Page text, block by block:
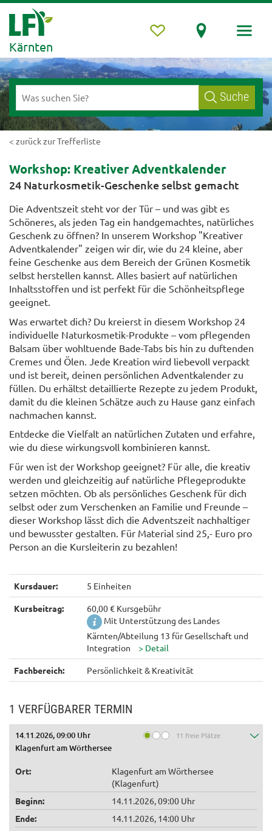
Kärnten
Suche
< zurück zur Trefferliste
Workshop: Kreativer Adventkalender
24 Naturkosmetik-Geschenke selbst gemacht
Die Adventszeit steht vor der Tür – und was gibt es
Schöneres, als jeden Tag ein handgemachtes, natürliches
Geschenk zu öffnen? In unserem Workshop "Kreativer
Adventkalender" zeigen wir dir, wie du 24 kleine, aber
feine Geschenke aus dem Bereich der Grünen Kosmetik
selbst herstellen kannst. Alles basiert auf natürlichen
Inhaltsstoffen und ist perfekt für die Schönheitspflege
geeignet.
Was erwartet dich? Du kreierst in diesem Workshop 24
individuelle Naturkosmetik-Produkte – vom pflegenden
Balsam über wohltuende Bade-Tabs bis hin zu duftenden
Cremes und Ölen. Jede Kreation wird liebevoll verpackt
und ist bereit, deinen persönlichen Adventkalender zu
füllen. Du erhältst detaillierte Rezepte zu jedem Produkt,
damit du die kleinen Schätze auch zu Hause ganz einfach
nachmachen kannst.
Entdecke die Vielfalt an natürlichen Zutaten und erfahre,
wie du diese wirkungsvoll kombinieren kannst.
Für wen ist der Workshop geeignet? Für alle, die kreativ
werden und gleichzeitig auf natürliche Pflegeprodukte
setzen möchten. Ob als persönliches Geschenk für dich
selbst oder zum Verschenken an Familie und Freunde –
dieser Workshop lässt dich die Adventszeit nachhaltiger
und bewusster gestalten. Für Material sind 25,- Euro pro
Person an die Kursleiterin zu bezahlen!
Kursdauer: 5 Einheiten
Kursbeitrag:
60,00 € Kursgebühr
Mit Unterstützung des Landes
Kärnten/Abteilung 13 für Gesellschaft und
Integration
Fachbereich: Persönlichkeit & Kreativität
1 VERFÜGBARER TERMIN
14.11.2026, 09:00 Uhr 11 freie Plätze
Klagenfurt am Wörthersee
Ort:
Klagenfurt am Wörthersee
(Klagenfurt)
Beginn:
14.11.2026, 09:00 Uhr
Ende:
14.11.2026, 14:00 Uhr